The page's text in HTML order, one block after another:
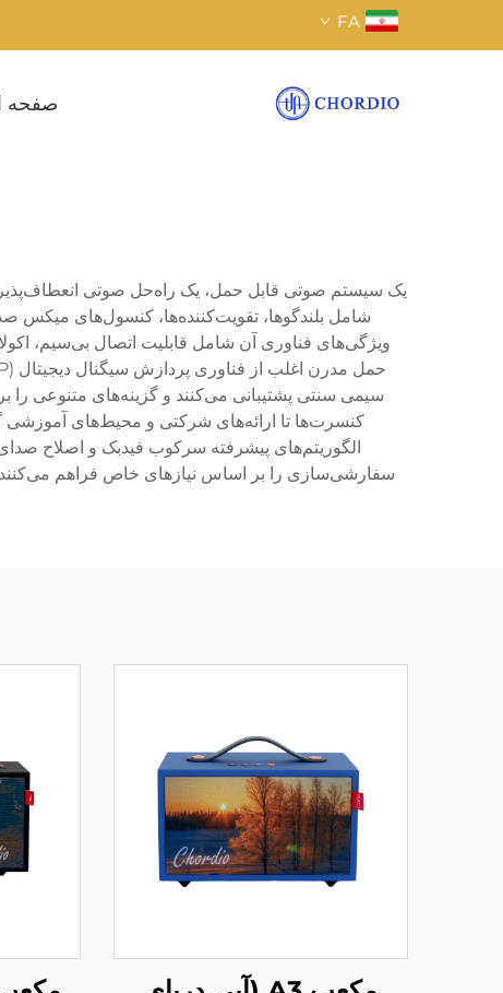
FA
صفحه
یک سیستم صوتی قابل حمل، یک راه‌حل صوتی
شامل بلندگوها، تقویت‌کننده‌ها، کنسول‌های میکس
ویژگی‌های فناوری آن شامل قابلیت اتصال بی‌سیم،
سیمی سنتی پشتیبانی می‌کنند و گزینه‌های متنوعی را
کنسرت‌ها تا ارائه‌های شرکتی و محیط‌های آموزشی
الگوریتم‌های پیشرفته سرکوب فیدبک و اصلاح
سفارشی‌سازی را بر اساس نیازهای خاص فراهم